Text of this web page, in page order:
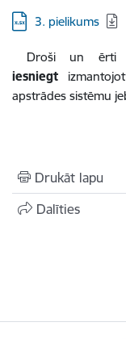
Lejupielādēt:
3. pielikums
Droši un ērti
iesniegt
apstrādes sistēmu
Drukāt lapu
Dalīties